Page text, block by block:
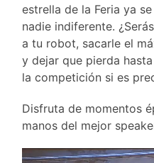
estrella de la Feria ya
nadie indiferente.
a tu robot, sacarle el
y dejar que pierda
la competición si es
Disfruta de momentos
manos del mejor
Reproductor